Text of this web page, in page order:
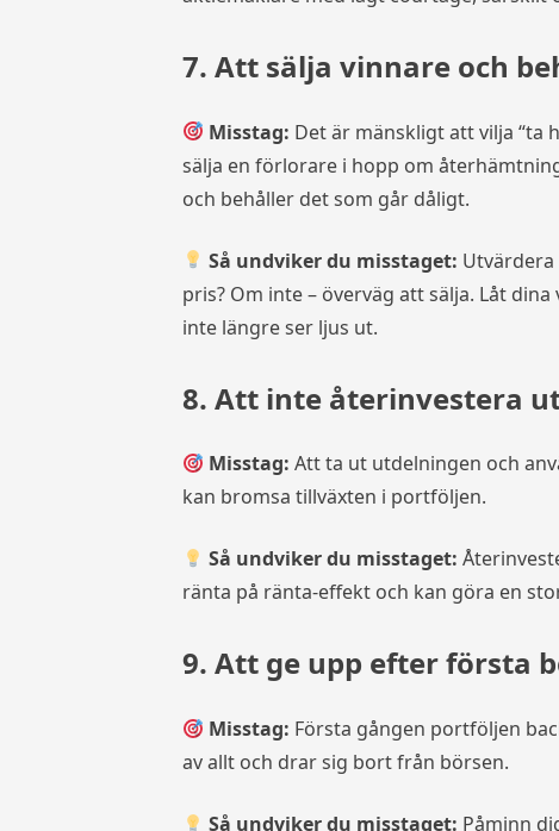
7. Att sälja vinnare och
Misstag: Det är mänskligt att vilja “ta
sälja en förlorare i hopp om
och behåller det som går dåligt.
Så undviker du misstaget:
pris? Om inte – överväg att sälja. Låt
inte längre ser ljus ut.
8. Att inte återinvestera
Misstag: Att ta ut utdelningen och
kan bromsa tillväxten i portföljen.
Så undviker du misstaget:
ränta på ränta-effekt och kan göra en
9. Att ge upp efter första
Misstag: Första gången portföljen
av allt och drar sig bort från börsen.
Så undviker du misstaget: Påminn